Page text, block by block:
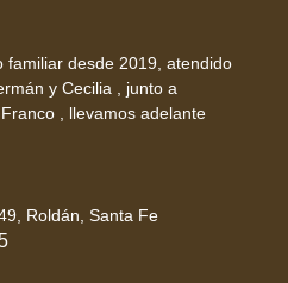
familiar desde 2019, atendido
y Cecilia , junto a
, llevamos adelante
Roldán, Santa Fe